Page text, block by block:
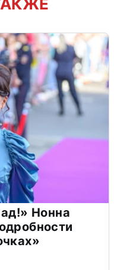
Нонна